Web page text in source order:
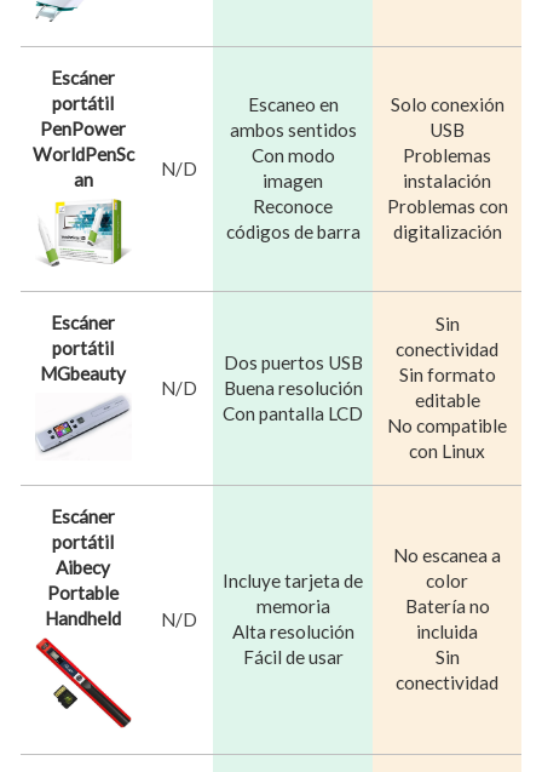
Escáner
portátil
PenPower
WorldPenSc
an
N/D
Escaneo en
ambos sentidos
Con modo
imagen
Reconoce
códigos de barra
Solo conexión
USB
Problemas
instalación
Problemas con
digitalización
Escáner
portátil
MGbeauty
N/D
Dos puertos USB
Buena resolución
Con pantalla LCD
Sin
conectividad
Sin formato
editable
No compatible
con Linux
Escáner
portátil
Aibecy
Portable
Handheld
N/D
Incluye tarjeta de
memoria
Alta resolución
Fácil de usar
No escanea a
color
Batería no
incluida
Sin
conectividad